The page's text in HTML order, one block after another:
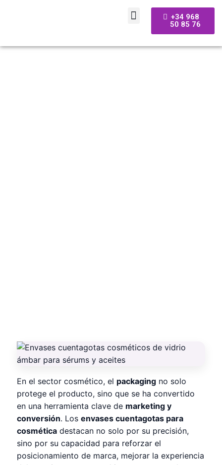
+34 968
50 85 76
En el sector cosmético, el packaging no solo
protege el producto, sino que se ha convertido
en una herramienta clave de marketing y
conversión. Los envases cuentagotas para
cosmética destacan no solo por su precisión,
sino por su capacidad para reforzar el
posicionamiento de marca, mejorar la experiencia